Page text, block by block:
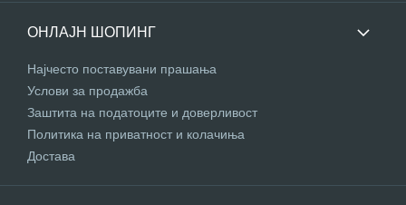
ОНЛАЈН ШОПИНГ
Најчесто поставувани прашања
Услови за продажба
Заштита на податоците и доверливост
Политика на приватност и колачиња
Достава